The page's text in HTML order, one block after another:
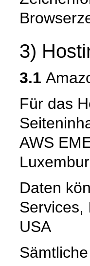
3)
3.1
Für das
AWS
Daten
Services,
USA